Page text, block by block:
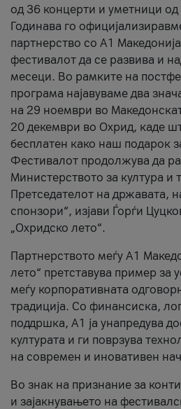
од 36 концерти и уметници од
Годинава го
партнерство со А1
фестивалот да се развива и
месеци. Во рамките на
програма најавуваме два
на 29 ноември во
20 декември во Охрид, каде
бесплатен како наш подарок
Фестивалот продолжува да
Министерството за култура и
Претседателот на државата,
спонзори“, изјави Ѓорѓи
„Охридско лето“.
Партнерството меѓу A1
лето“ претставува пример за
меѓу корпоративната
традиција. Со финансиска,
поддршка, A1 ја унапредува
културата и ги поврзува
на современ и иновативен
Во знак на признание за
и зајакнувањето на